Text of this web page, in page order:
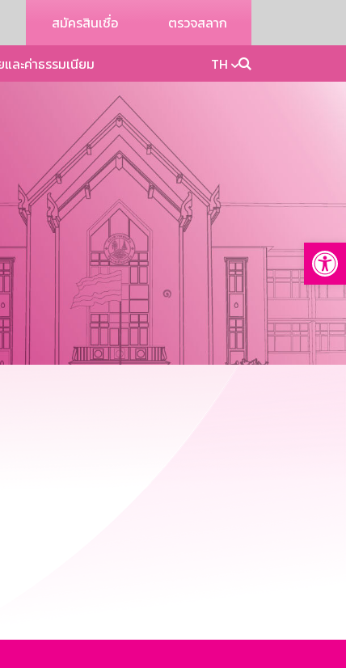
สมัครสินเชื่อ ตรวจสลาก
ละค่าธรรมเนียม TH